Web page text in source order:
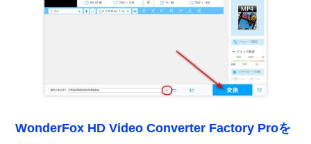
WonderFox HD Video Converter Factory Proを